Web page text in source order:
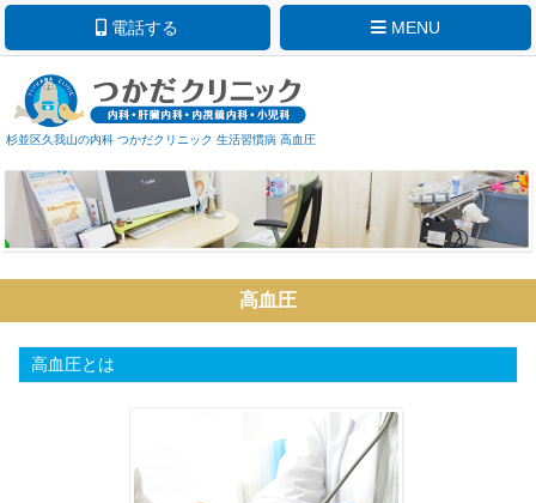
電話する MENU
杉並区久我山の内科 つかだクリニック 生活習慣病 高血圧
高血圧
高血圧とは